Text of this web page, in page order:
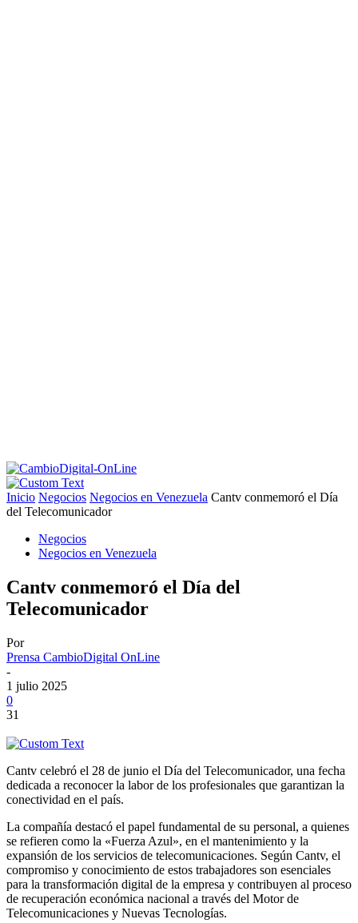
Inicio Negocios Negocios en Venezuela Cantv conmemoró el Día
del Telecomunicador
Negocios
Negocios en Venezuela
Cantv conmemoró el Día del
Telecomunicador
Por
Prensa CambioDigital OnLine
-
1 julio 2025
0
31
Cantv celebró el 28 de junio el Día del Telecomunicador, una fecha
dedicada a reconocer la labor de los profesionales que garantizan la
conectividad en el país.
La compañía destacó el papel fundamental de su personal, a quienes
se refieren como la «Fuerza Azul», en el mantenimiento y la
expansión de los servicios de telecomunicaciones. Según Cantv, el
compromiso y conocimiento de estos trabajadores son esenciales
para la transformación digital de la empresa y contribuyen al proceso
de recuperación económica nacional a través del Motor de
Telecomunicaciones y Nuevas Tecnologías.